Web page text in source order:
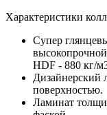
Характеристики
Супер
HDF - 880 кг/
Дизайнерский
поверхностью.
Ламинат